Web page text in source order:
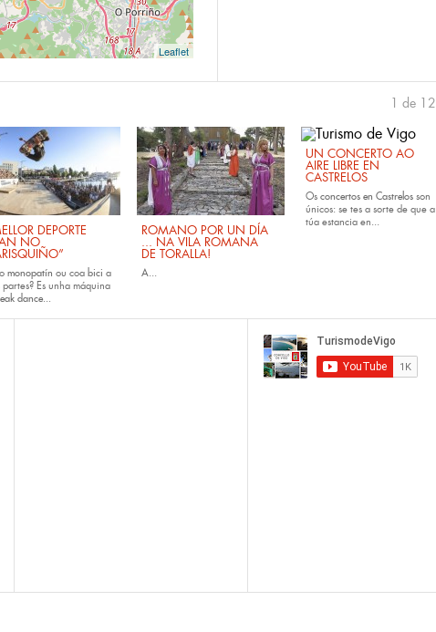
Leaflet
DEPORTE
NO
monopatín ou coa bici a
partes? Es unha máquina
dance...
ROMANO POR UN DÍA
... NA VILA ROMANA
DE TORALLA!
A...
UN CONCERTO AO
AIRE LIBRE EN
CASTRELOS
Os concertos en Castrelos son
únicos: se tes a sorte de que a
túa estancia en...
1 de 12